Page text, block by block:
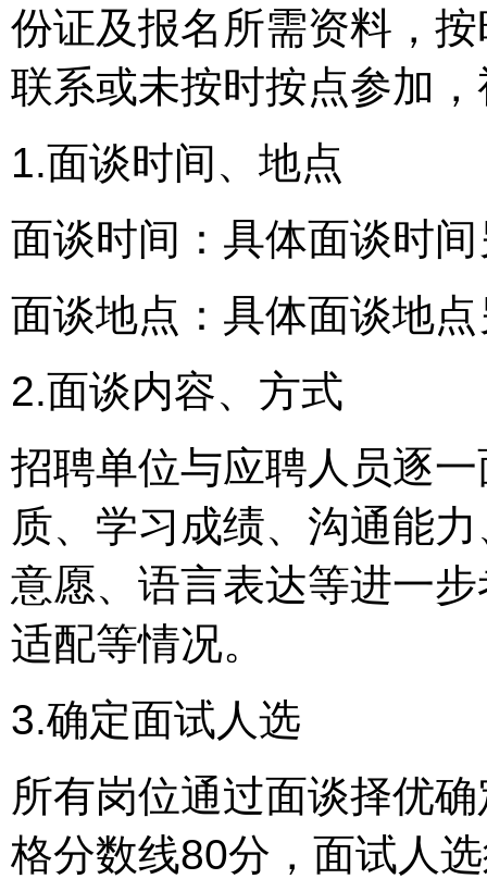
份证及报名所需资料，
联系或未按时按点参加
1.面谈时间、地点
面谈时间：具体面谈时
面谈地点：具体面谈地
2.面谈内容、方式
招聘单位与应聘人员逐
质、学习成绩、沟通能
意愿、语言表达等进一
适配等情况。
3.确定面试人选
所有岗位通过面谈择优
格分数线80分，面试人